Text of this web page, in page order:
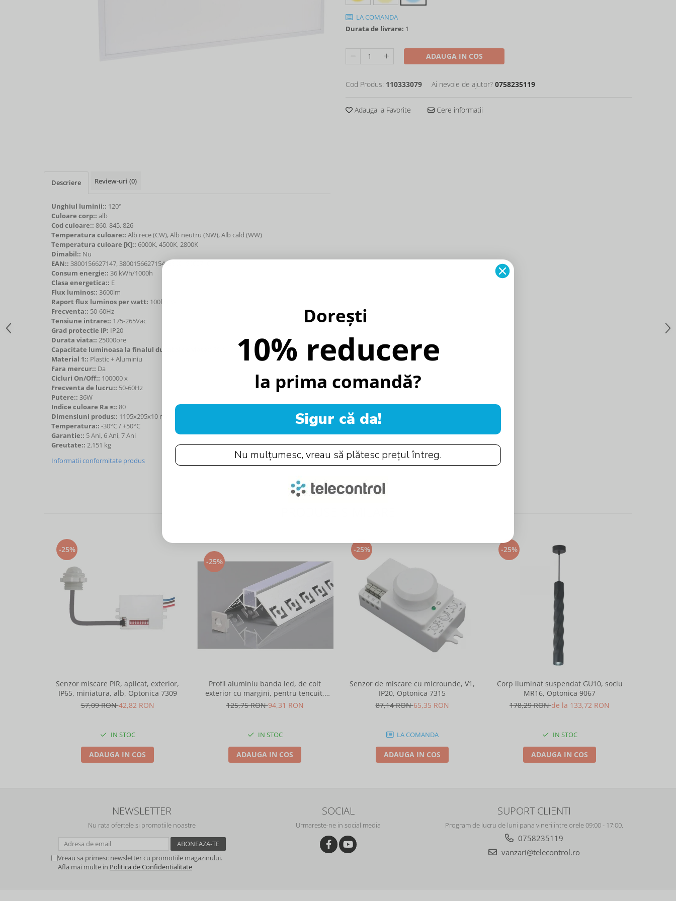
LA COMANDA
Durata de livrare: 1
ADAUGA IN COS
Cod Produs: 110333079 Ai nevoie de ajutor? 0758235119
Adauga la Favorite Cere informatii
Descriere Review-uri (0)
Unghiul luminii:: 120°
Culoare corp:: alb
Cod culoare:: 860, 845, 826
Temperatura culoare:: Alb rece (CW), Alb neutru (NW), Alb cald (WW)
Temperatura culoare [K]:: 6000K, 4500K, 2800K
Dimabil:: Nu
EAN:: 3800156627147, 3800156627154, 3800156627161
Consum energie:: 36 kWh/1000h
Clasa energetica:: E
Flux luminos:: 3600lm
Raport flux luminos per watt: 100lm/W
Frecventa:: 50-60Hz
Tensiune intrare:: 175-265Vac
Grad protectie IP: IP20
Durata viata:: 25000ore
Capacitate luminoasa la finalul duratei de viata::
Material 1:: Plastic + Aluminiu
Fara mercur:: Da
Cicluri On/Off:: 100000 x
Frecventa de lucru:: 50-60Hz
Putere:: 36W
Indice culoare Ra ≥:: 80
Dimensiuni produs:: 1195x295x10 mm
Temperatura:: -30°C / +50°C
Garantie:: 5 Ani, 6 Ani, 7 Ani
Greutate:: 2.151 kg
Informatii conformitate produs
-25%
Senzor miscare PIR, aplicat, exterior,
IP65, miniatura, alb, Optonica 7309
57,09 RON42,82 RON
IN STOC
ADAUGA IN COS
-25%
Profil aluminiu banda led, de colt
exterior cu margini, pentru tencuit,
lungime 2m, culoare gri natur, Optonica
125,75 RON94,31 RON
IN STOC
ADAUGA IN COS
-25%
Senzor de miscare cu microunde, V1,
IP20, Optonica 7315
87,14 RON65,35 RON
LA COMANDA
ADAUGA IN COS
-25%
Corp iluminat suspendat GU10, soclu
MR16, Optonica 9067
178,29 RONde la 133,72 RON
IN STOC
ADAUGA IN COS
NEWSLETTER
Nu rata ofertele si promotiile noastre
Vreau sa primesc newsletter cu promotiile magazinului.
Afla mai multe in Politica de Confidentialitate
SOCIAL
Urmareste-ne in social media
SUPORT CLIENTI
Program de lucru de luni pana vineri intre orele 09:00 - 17:00.
0758235119
vanzari@telecontrol.ro
Dorești
10% reducere
la prima comandă?
Sigur că da!
Nu mulțumesc, vreau să plătesc prețul întreg.